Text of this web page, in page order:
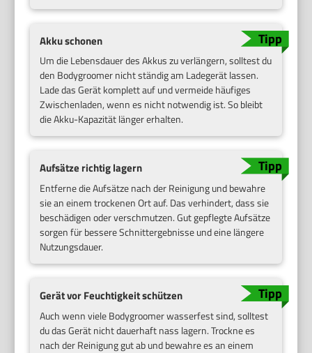
Akku schonen
Um die Lebensdauer des Akkus zu verlängern, solltest du
den Bodygroomer nicht ständig am Ladegerät lassen.
Lade das Gerät komplett auf und vermeide häufiges
Zwischenladen, wenn es nicht notwendig ist. So bleibt
die Akku-Kapazität länger erhalten.
Aufsätze richtig lagern
Entferne die Aufsätze nach der Reinigung und bewahre
sie an einem trockenen Ort auf. Das verhindert, dass sie
beschädigen oder verschmutzen. Gut gepflegte Aufsätze
sorgen für bessere Schnittergebnisse und eine längere
Nutzungsdauer.
Gerät vor Feuchtigkeit schützen
Auch wenn viele Bodygroomer wasserfest sind, solltest
du das Gerät nicht dauerhaft nass lagern. Trockne es
nach der Reinigung gut ab und bewahre es an einem